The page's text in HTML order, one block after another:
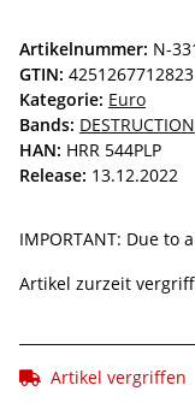
Artikelnummer: N-
GTIN: 4251267712823
Kategorie: Euro
Bands: DESTRUCTION
HAN: HRR 544PLP
Release: 13.12.2022
IMPORTANT: Due to
Artikel zurzeit
Artikel vergriffen